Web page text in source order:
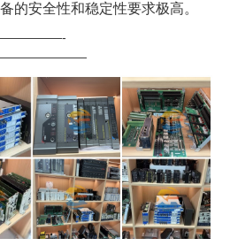
的安全性和稳定性要求极高。